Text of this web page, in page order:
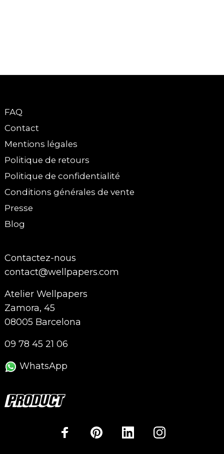
FAQ
Contact
Mentions légales
Politique de retours
Politique de confidentialité
Conditions générales de vente
Presse
Blog
Contactez-nous
contact@wellpapers.com
Atelier Wellpapers
Zamora, 45
08005 Barcelona
09 78 45 21 06
WhatsApp